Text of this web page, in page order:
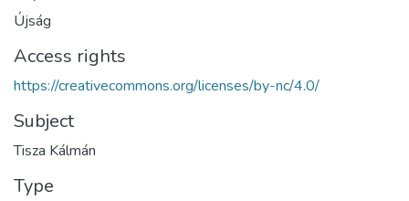
Újság
Access rights
https://creativecommons.org/licenses/by-nc/4.0/
Subject
Tisza Kálmán
Type